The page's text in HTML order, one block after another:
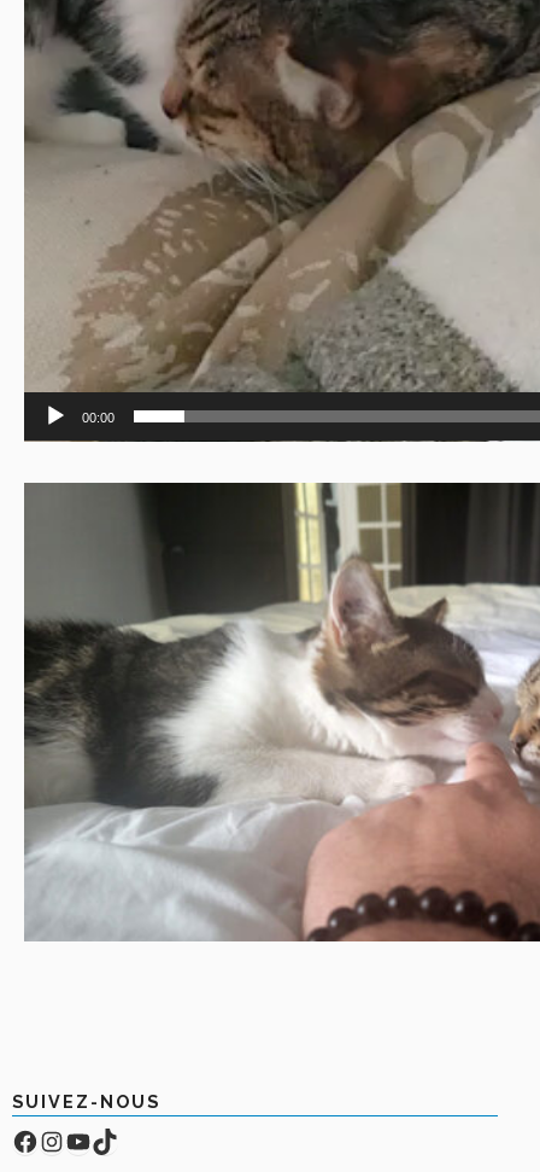
00:00
SUIVEZ-NOUS
Facebook
Compte Instagram
YouTube
TikTok